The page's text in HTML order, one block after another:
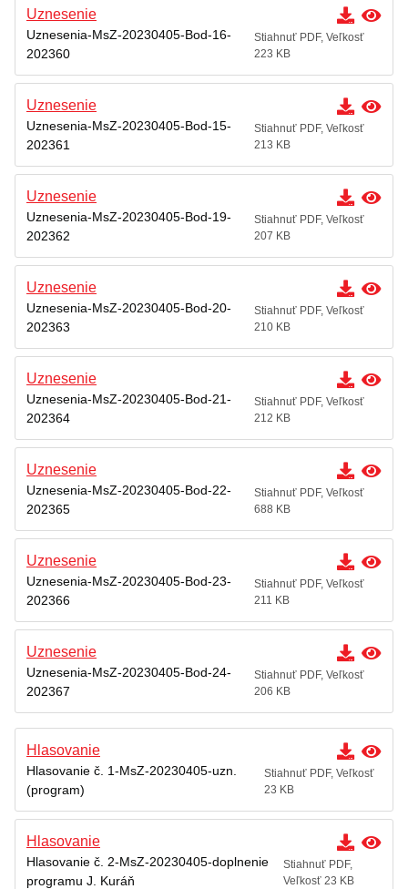
Uznesenie
Uznesenia-MsZ-20230405-Bod-16-
202360
Stiahnuť PDF, Veľkosť
223 KB
Uznesenie
Uznesenia-MsZ-20230405-Bod-15-
202361
Stiahnuť PDF, Veľkosť
213 KB
Uznesenie
Uznesenia-MsZ-20230405-Bod-19-
202362
Stiahnuť PDF, Veľkosť
207 KB
Uznesenie
Uznesenia-MsZ-20230405-Bod-20-
202363
Stiahnuť PDF, Veľkosť
210 KB
Uznesenie
Uznesenia-MsZ-20230405-Bod-21-
202364
Stiahnuť PDF, Veľkosť
212 KB
Uznesenie
Uznesenia-MsZ-20230405-Bod-22-
202365
Stiahnuť PDF, Veľkosť
688 KB
Uznesenie
Uznesenia-MsZ-20230405-Bod-23-
202366
Stiahnuť PDF, Veľkosť
211 KB
Uznesenie
Uznesenia-MsZ-20230405-Bod-24-
202367
Stiahnuť PDF, Veľkosť
206 KB
Hlasovanie
Hlasovanie č. 1-MsZ-20230405-uzn.
(program)
Stiahnuť PDF, Veľkosť
23 KB
Hlasovanie
Hlasovanie č. 2-MsZ-20230405-doplnenie
programu J. Kuráň
Stiahnuť PDF,
Veľkosť 23 KB